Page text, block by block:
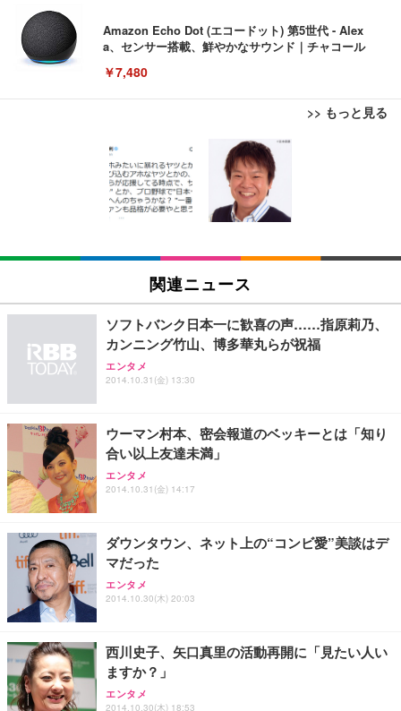
Amazon Echo Dot (エコードット) 第5世代 - Alex
a、センサー搭載、鮮やかなサウンド｜チャコール
￥7,480
>> もっと見る
[EdoErgo] オフィスチェア 椅子 テレワーク 疲れな
い 跳ね上げ式アームレスト コンパクト 約105度ロッ
キング pc 事務椅子 360度回転 座面昇降 強化ナイロ
ン樹脂ベース 通気性メッシュ 在宅ワーク H-WY01
(黒網+黒枠+黒足)
￥5,699
SIHOO B100 オフィスチェア／デスクチェア メッシ
ュチェア 人間工学 疲れない ブラック
￥27,999
Sezlife オフィスチェア デスクチェア 疲れない テレ
ワーク チェア 強化バックレスト 30度ロッキング機
能 人間工学 椅子 腰サポート 90度跳ね上げ式アーム
ョン PCチェア 通気性メッシュ ゲーミング/勉強/事
務用 おしゃれ パソコンチェア (ブラック)
Sezlife オフィスチェア デスクチェア 疲れない テレ
ワーク チェア 強化バックレスト 30度ロッキング機
能 人間工学 椅子 腰サポート 90度跳ね上げ式アーム
務用 おしゃれ パソコンチェア (ホワイト)
ANDWINT オフィスチェア デスクチェア 肘なし メ
ッシュ 通気性 ランバーサポート付き 腰サポート ガ
ス圧無段階昇降 360度回転 キャスター付き コンパク
EIZO ビジネス向けプレミアムモニター | FlexScan
EV3240X-WT | 31.5型4K UHD・USB Type-C・ホワ
イト
￥105,595
EIZO ビジネス向けプレミアムモニター | FlexScan
￥109,572
【純正品】27"ゲーミングモニター DualSense 充電
フック付き（CFI-ZDM1J）
【整備済み品】Dell E2724HS 27インチ 液晶モニタ
ー フルHD（1920×1080）VA 非光沢 HDMI/DisplayP
ort/VGA スピーカー内蔵 高さ調整 スイベル VESA対
【MiniLED/24.5inch/280Hz/FHD】GRAPHT THE S
HOOTER Gaming Monitor 24” Essential ゲーミン
グモニター QD 24.5インチ 1ms FHD 量子ドット 残
Amazonベーシック ペットシーツ 薄型 レギュラー 1
回使い捨て 無香料 ホワイト 300枚
￥3,373
Amazonベーシック ペットシーツ 厚型 ワイド 42枚
x2袋(84枚) ホワイト(吸収面:ライトブルー)
￥3,234
ネオ・ルーライフ ネオ・オムツ L 中型犬用 26枚入
り 単品
Smart Basic(スマートベーシック) 【Amazon.co.jp
限定】 Smart Basic アイリスオーヤマ ペットシーツ
超厚型 お徳用 ワイド 100枚入 (x 1) (ケース販売)
アイリスオーヤマ ペットシーツ 超厚型 お徳用 レギ
ュラー 200枚入【Amazon.co.jp限定】
関連ニュース
ソフトバンク日本一に歓喜の声……指原莉乃、
カンニング竹山、博多華丸らが祝福
エンタメ
2014.10.31(金) 13:30
ウーマン村本、密会報道のベッキーとは「知り
合い以上友達未満」
エンタメ
2014.10.31(金) 14:17
ダウンタウン、ネット上の“コンビ愛”美談はデ
マだった
エンタメ
2014.10.30(木) 20:03
西川史子、矢口真里の活動再開に「見たい人い
ますか？」
エンタメ
2014.10.30(木) 18:53